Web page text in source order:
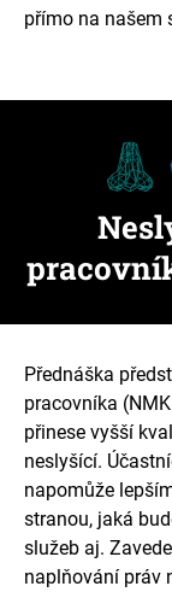
přímo na našem
Přednáška
pracovníka
přinese vyšší
neslyšící.
napomůže
stranou, jaká
služeb aj.
naplňování práv